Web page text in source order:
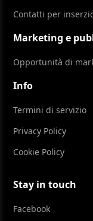
Contatti per
Marketing e
Opportunità di
Info
Termini di servizio
Privacy Policy
Cookie Policy
Stay in touch
Facebook